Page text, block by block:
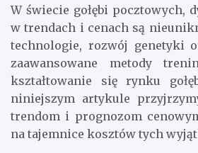
W świecie gołębi pocztowych,
w trendach i cenach są
technologie, rozwój genetyki
zaawansowane metody
kształtowanie się rynku
niniejszym artykule
trendom i prognozom
na tajemnice kosztów tych